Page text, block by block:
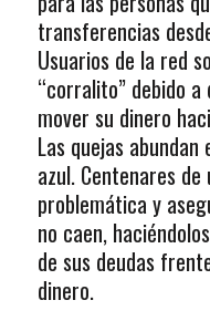
transferencias
Usuarios de la red
“corralito” debido
mover su dinero
Las quejas
azul. Centenares
problemática y
no caen,
de sus deudas
dinero.